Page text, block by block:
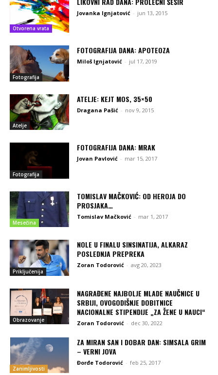
Otvorena vrata
Jovanka Ignjatović - jun 13, 2015
Fotografija
FOTOGRAFIJA DANA: APOTEOZA
Miloš Ignjatović - jul 17, 2019
Atelje
ATELJE: KEJT MOS, 35×50
Dragana Pašić - nov 9, 2015
Fotografija
FOTOGRAFIJA DANA: MRAK
Jovan Pavlović - mar 15, 2017
Mesečina
TOMISLAV MAČKOVIĆ: OD HEROJA DO
PROSJAKA…
Tomislav Mačković - mar 1, 2017
Priključenija
NOLE U FINALU SINSINATIJA, ALKARAZ
POSLEDNJA PREPREKA
Zoran Todorović - avg 20, 2023
Obrazovanje
NAGRAĐENE NAJBOLJE MLADE NAUČNICE U
SRBIJI, OVOGODIŠNJE DOBITNICE
NACIONALNE STIPENDIJE „ZA ŽENE U NAUCI“
Zoran Todorović - dec 30, 2022
Zanimljivosti
ZA MIRAN SAN I DOBAR DAN: SIMSALA GRIM
– VERNI JOVA
Đorđe Todorović - feb 25, 2017